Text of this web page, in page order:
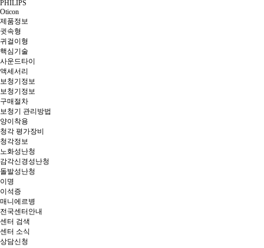
PHILIPS
Oticon
제품정보
귓속형
귀걸이형
핵심기술
사운드타이
액세서리
보청기정보
보청기정보
구매절차
보청기 관리방법
양이착용
청각 평가장비
청각정보
노화성난청
감각신경성난청
돌발성난청
이명
이석증
매니에르병
전국센터안내
센터 검색
센터 소식
상담신청